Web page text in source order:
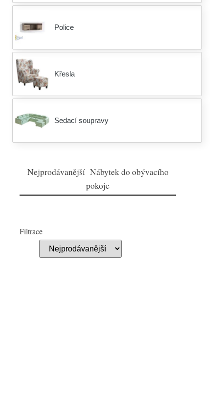
Police
Křesla
Sedací soupravy
Nejprodávanější Nábytek do obývacího
pokoje
Filtrace